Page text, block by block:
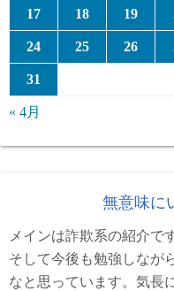
17 18 19
24 25 26
31
« 4月
無意味に
メインは詐欺系の紹介で
そして今後も勉強しなが
なと思っています。気長